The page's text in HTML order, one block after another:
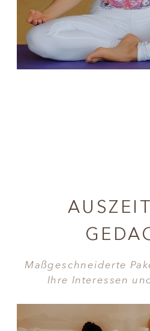
Maßgeschneiderte
Ihre Interessen